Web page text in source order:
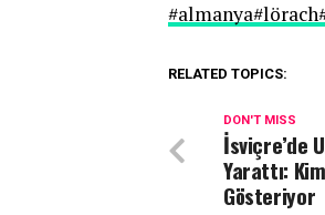
#almanya#lörach
RELATED TOPICS:
DON'T MISS
İsviçre’de
Yarattı:
Gösteriyor